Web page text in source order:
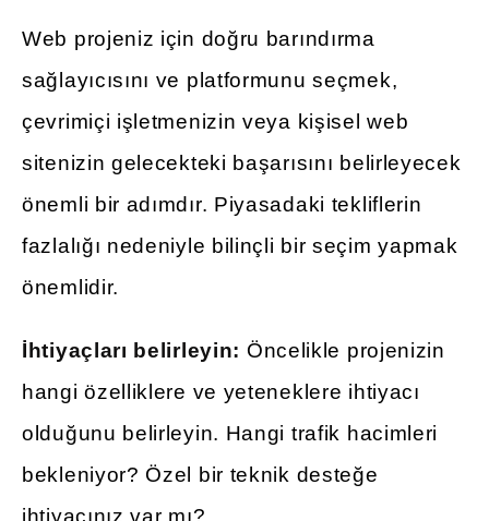
Web projeniz için doğru barındırma
sağlayıcısını ve platformunu seçmek,
çevrimiçi işletmenizin veya kişisel web
sitenizin gelecekteki başarısını belirleyecek
önemli bir adımdır. Piyasadaki tekliflerin
fazlalığı nedeniyle bilinçli bir seçim yapmak
önemlidir.
İhtiyaçları belirleyin: Öncelikle projenizin
hangi özelliklere ve yeteneklere ihtiyacı
olduğunu belirleyin. Hangi trafik hacimleri
bekleniyor? Özel bir teknik desteğe